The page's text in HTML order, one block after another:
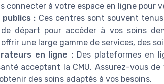
connecter à votre espace en ligne pour
: Ces centres sont souvent
départ pour accéder à vos soins
une large gamme de services, des
en ligne : Des plateformes en
acceptant la CMU. Assurez-vous
des soins adaptés à vos besoins.